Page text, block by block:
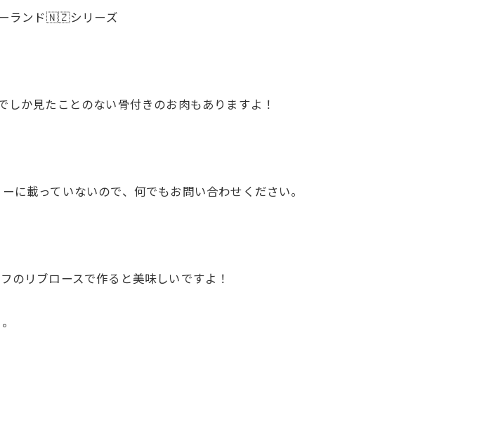
ランド🇳🇿シリーズ
見たことのない骨付きのお肉もありますよ！
載っていないので、何でもお問い合わせください。
のリブロースで作ると美味しいですよ！